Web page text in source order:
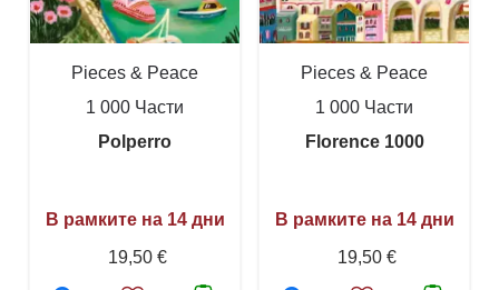
Pieces & Peace
1 000 Части
Polperro
В рамките на 14 дни
19,50 €
Pieces & Peace
1 000 Части
Florence 1000
В рамките на 14 дни
19,50 €